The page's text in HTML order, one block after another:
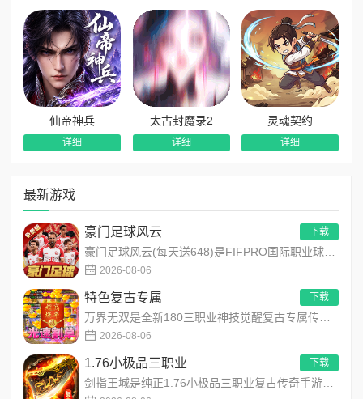
最新游戏
豪门足球风云
豪门足球风云(每天送648)是FIFPRO国际职业球员协会正版授权3D足球经理手游，搭载顶级动作捕捉技术，还...
2026-08-06
下载
特色复古专属
万界无双是全新180三职业神技觉醒复古专属传奇手游，复古玩法创新升级，无套路无暗坑！全地图掉落百件专属装备，...
2026-08-06
下载
1.76小极品三职业
剑指王城是纯正1.76小极品三职业复古传奇手游，永久内置3折福利，完美复刻原版玛法画面与经典玩法！每日免费送...
下载
仙帝神兵
详细
太古封魔录2
详细
灵魂契约
详细